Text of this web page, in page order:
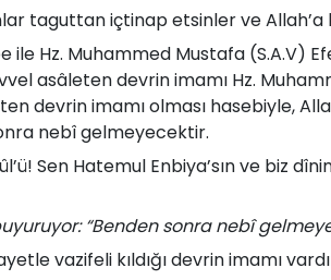
taguttan içtinap etsinler ve
Hz. Muhammed Mustafa (S.A.V)
asâleten devrin imamı Hz.
devrin imamı olması hasebiyle,
nebî gelmeyecektir.
Sen Hatemul Enbiya’sın ve biz
“Benden sonra nebî
vazifeli kıldığı devrin imamı